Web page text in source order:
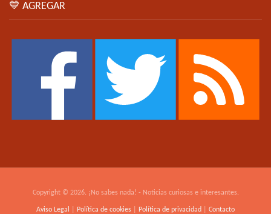
💙 AGREGAR
Copyright © 2026. ¡No sabes nada! - Noticias curiosas e interesantes.
Aviso Legal Política de cookies Política de privacidad Contacto